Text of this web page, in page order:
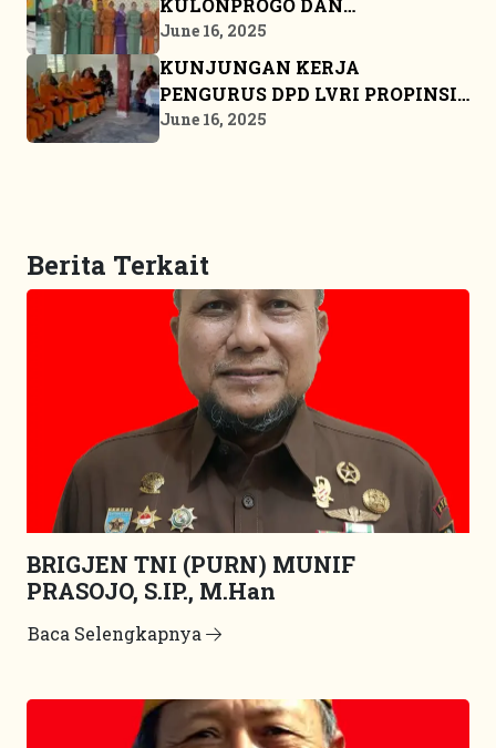
KULONPROGO DAN
BANGKALAN
June 16, 2025
KUNJUNGAN KERJA
PENGURUS DPD LVRI PROPINSI
KEPULAUAN RIAU KE BINTAN
June 16, 2025
Berita Terkait
BRIGJEN TNI (PURN) MUNIF
PRASOJO, S.IP., M.Han
Baca Selengkapnya